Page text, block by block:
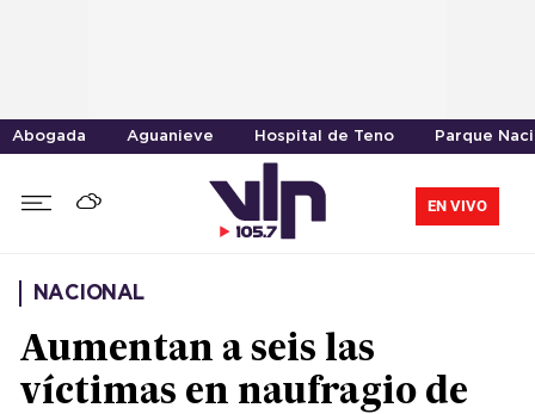
Abogada Aguanieve Hospital de Teno Parque
EN VIVO
NACIONAL
Aumentan a seis las
víctimas en naufragio de